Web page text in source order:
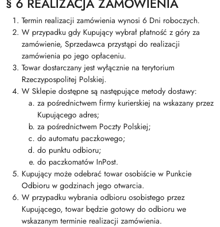
Termin realizacji zamówienia wynosi 6 Dni roboczych.
W przypadku gdy Kupujący wybrał płatność z góry za
zamówienie, Sprzedawca przystąpi do realizacji
zamówienia po jego opłaceniu.
Towar dostarczany jest wyłącznie na terytorium
Rzeczypospolitej Polskiej.
W Sklepie dostępne są następujące metody dostawy:
za pośrednictwem firmy kurierskiej na wskazany przez
Kupującego adres;
za pośrednictwem Poczty Polskiej;
do automatu paczkowego;
do punktu odbioru;
do paczkomatów InPost.
Kupujący może odebrać towar osobiście w Punkcie
Odbioru w godzinach jego otwarcia.
W przypadku wybrania odbioru osobistego przez
Kupującego, towar będzie gotowy do odbioru we
wskazanym terminie realizacji zamówienia.